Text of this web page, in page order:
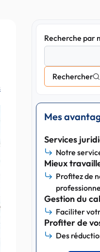
Recherche par
Rechercher
Mes
Services
Notre
Mieux
Profitez de
Gestion du
Faciliter
Profiter de
Des